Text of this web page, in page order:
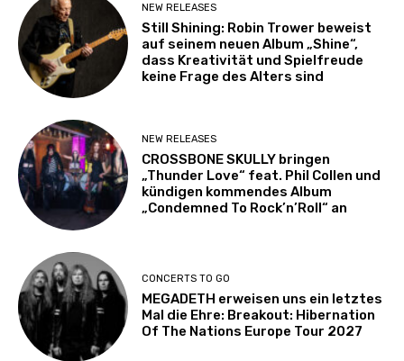
NEW RELEASES
Still Shining: Robin Trower beweist
auf seinem neuen Album „Shine“,
dass Kreativität und Spielfreude
keine Frage des Alters sind
NEW RELEASES
CROSSBONE SKULLY bringen
„Thunder Love“ feat. Phil Collen und
kündigen kommendes Album
„Condemned To Rock’n’Roll“ an
CONCERTS TO GO
MEGADETH erweisen uns ein letztes
Mal die Ehre: Breakout: Hibernation
Of The Nations Europe Tour 2027